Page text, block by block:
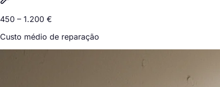
450 – 1.200 €
Custo médio de reparação